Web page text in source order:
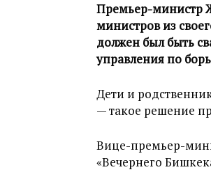
Премьер-министр
министров из
должен был быть
управления по
Дети и
— такое решение
Вице-премьер-
«Вечернего